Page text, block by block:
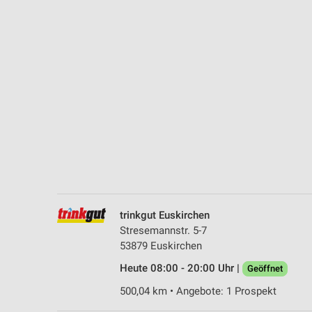
trinkgut Euskirchen
Stresemannstr. 5-7
53879 Euskirchen
Heute 08:00 - 20:00 Uhr |
Geöffnet
500,04 km • Angebote: 1 Prospekt
Notwendig